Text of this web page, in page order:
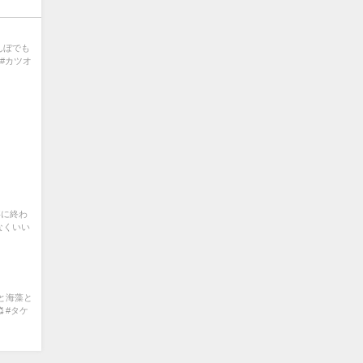
ぼでも
カツオ
終わ
くいい
海藻と
#タケ